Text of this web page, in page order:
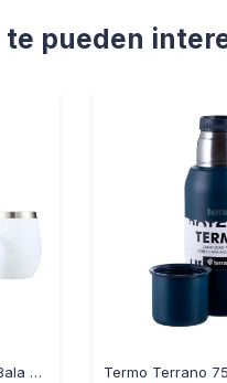
te pueden
Kit Matero Terrano Termo Bala 750ML + Mate - BLANCO